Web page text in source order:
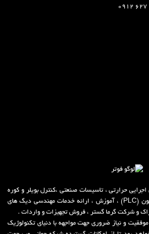
اجرایی حرارتی ، تاسیسات صنعتی ،کنترل بویلر و کوره
ها ، ابزار دقیق و اتوماسیون (PLC) ، آموزش ، ارائه خدمات مهندسی دیگ های
و شرکت گرما گستر ، فروش تجهیزات و واردات .
و نیاز ضروری جهت مواجهه با دنیای تکنولوژیک